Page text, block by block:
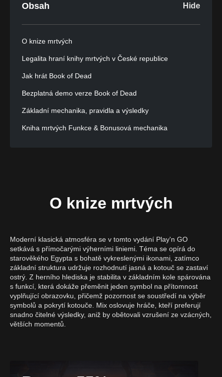
Obsah Hide
O knize mrtvých
Legalita hraní knihy mrtvých v České republice
Jak hrát Book of Dead
Bezplatná demo verze Book of Dead
Základní mechanika, pravidla a výsledky
Kniha mrtvých Funkce & Bonusová mechanika
Vklady, Platby & Odpovědná hra v České republice
Nejčastější dotazy ke knize mrtvých
O knize mrtvých
Moderní klasická atmosféra se v tomto vydání Play'n GO
setkává s přímočarými výherními liniemi. Téma se opírá do
starověkého Egypta s bohatě vykreslenými ikonami, zatímco
základní struktura udržuje rozhodnutí jasná a kotouč se zastaví
ostrý. Z herního hlediska je stabilita v základním kole spárována
s funkcí, která dokáže přeměnit jeden symbol na přítomnost
vyplňující obrazovku, přičemž pozornost se soustředí na výběr
symbolů a pokrytí kotouče. Mix oslovuje hráče, kteří preferují
snadno čitelné výsledky, aniž by obětovali vzrušení ze vzácných,
větších momentů.